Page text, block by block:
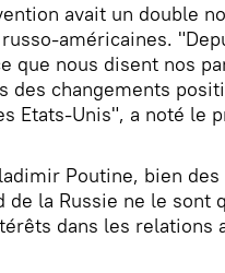
avait un double
américaines.
que nous disent nos
des changements
Etats-Unis", a noté le
Poutine, bien
la Russie ne le sont
dans les relations